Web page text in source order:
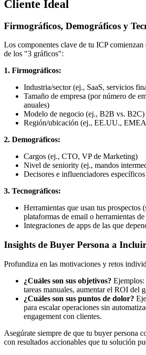
Cliente Ideal
Firmográficos, Demográficos y
Los componentes clave de tu ICP
de los "3 gráficos":
1. Firmográficos:
Industria/sector (ej., SaaS, servicios
Tamaño de empresa (por número de
anuales)
Modelo de negocio (ej., B2B vs. B2C)
Región/ubicación (ej., EE.UU.,
2. Demográficos:
Cargos (ej., CTO, VP de Marketing)
Nivel de seniority (ej., mandos
Decisores e influenciadores
3. Tecnográficos:
Herramientas que usan tus prospectos
plataformas de email o herramientas
Integraciones de apps de las que
Insights de Buyer Persona a Incluir
Profundiza en las motivaciones y retos
¿Cuáles son sus objetivos?
tareas manuales, aumentar el ROI del
¿Cuáles son sus puntos de dolor?
para escalar operaciones sin
engagement con clientes.
Asegúrate siempre de que tu buyer persona
con resultados accionables que tu solución